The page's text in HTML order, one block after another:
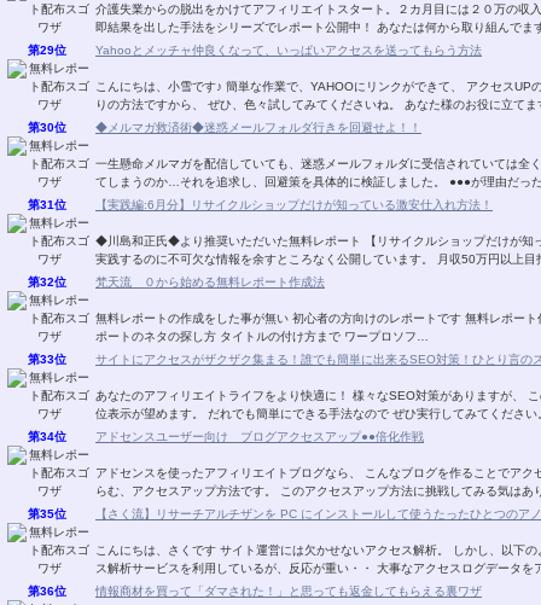
介護失業からの脱出をかけてアフィリエイトスタート。２カ月目には２０万の収
第29位 Yahooとメッチャ仲良くなって、いっぱいアクセスを送ってもらう方法
こんにちは、小雪です♪ 簡単な作業で、YAHOOにリンクができて、 アクセスUPの即効性のある方法です。 4／16日にスタートしたばか
りの方法ですから、 ぜひ、色々試してみてくださいね。 あなた様の
第30位
◆メルマガ救済術◆迷惑メールフォルダ行きを回避せよ！！
一生懸命メルマガを配信していても、迷惑メールフォルダに受信されていては全
てしまうのか…それを追求し、回
第31位
【実践編:6月分】リサイクルショップだけが知っている激安仕入れ方法！
◆川島和正氏◆より推奨いただいた無料レポート 【リサイクルショップだけが知
実践するのに不可欠な情報を余すところなく公開しています。 月収50万円以上
第32位
梵天流 ０から始める無料レポート作成法
無料レポートの作成をした事が無い 初心者の方向けのレポートです 無料レポート作成に必要な 各種フリーソフトのインストールから レ
ポートのネタの探し方 タイトルの付け方まで ワープロソフ…
第33位
サイトにアクセスがザクザク集まる！誰でも簡単に出来るSEO対策！ひとり言の
あなたのアフィリエイトライフをより快適に！ 様々なSEO対策がありますが、 このレポートに書いてあるSEO対策でも 結構な確率で上
第34位 アドセンスユーザー向け ブログアクセスアップ●●倍化作戦
アドセンスを使ったアフィリエイトブログなら、 こんなブログを作ることでアクセスアップする 方法があります。 大きな夢と期待の膨
らむ、アクセスアップ方法です。 このアクセスアップ方法に挑戦してみ
第35位
【さく流】リサーチアルチザンを PC にインストールして使うたったひとつのア
こんにちは、さくです サイト運営には欠かせないアクセス解析。 しかし、以下のような思いや悩みをお持ちではありませんか？ アクセ
ス解析サービスを利用しているが、反応が重い・・ 大事なアクセスログ
第36位
情報商材を買って「ダマされた！」と思っても返金してもらえる裏ワザ